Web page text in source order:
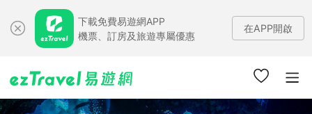
下載免費易遊網APP
機票、訂房及旅遊專屬優惠
在APP開啟